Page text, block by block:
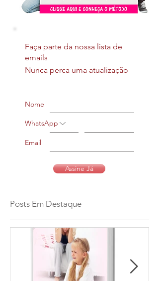
Faça parte da nossa lista de
emails
Nunca perca uma atualização
Nome
WhatsApp
Email
Assine Já
Posts Em Destaque